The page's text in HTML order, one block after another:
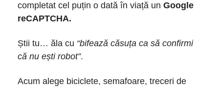
completat cel puțin o dată în viață un Google
reCAPTCHA.
Știi tu… ăla cu “bifează căsuța ca să confirmi
că nu ești robot”.
Acum alege biciclete, semafoare, treceri de